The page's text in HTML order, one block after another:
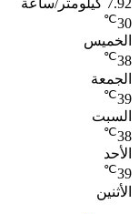
7.92 كيلومتر/ساعة
30
℃
الخميس
38
℃
الجمعة
39
℃
السبت
38
℃
الأحد
39
℃
الأثنين